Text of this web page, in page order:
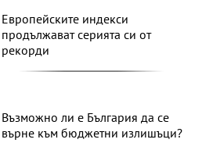
Европейските индекси
продължават серията си от
рекорди
Възможно ли е България да се
върне към бюджетни излишъци?